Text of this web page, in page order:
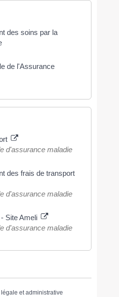
des soins par la
de l'Assurance
d'assurance maladie
des frais de transport
d'assurance maladie
Site Ameli
d'assurance maladie
et administrative